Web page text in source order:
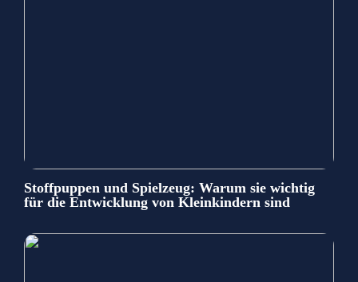
Stoffpuppen und Spielzeug: Warum sie wichtig
für die Entwicklung von Kleinkindern sind